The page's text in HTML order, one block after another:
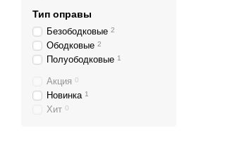
Тип оправы
Безободковые 2
Ободковые 2
Полуободковые 1
Акция 0
Новинка 1
Хит 0